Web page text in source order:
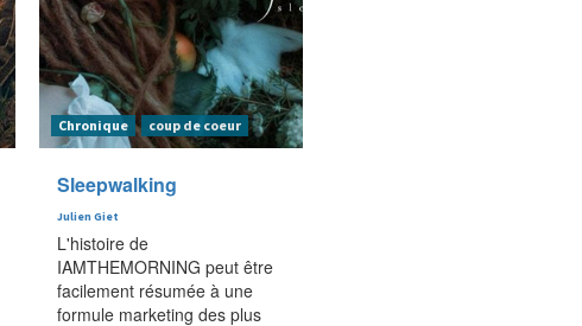
Chronique coup de coeur
Sleepwalking
Julien Giet
L'histoire de
IAMTHEMORNING peut être
facilement résumée à une
formule marketing des plus